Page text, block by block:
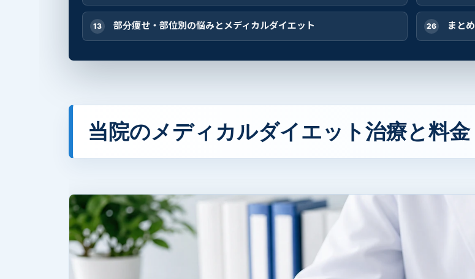
部分痩せ・部位別の悩みとメディカルダイエット まとめ
当院のメディカルダイエット治療と料金